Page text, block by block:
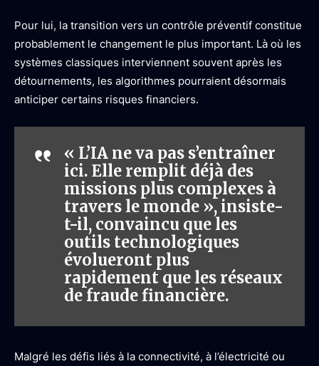
Pour lui, la transition vers un contrôle préventif constitue
probablement le changement le plus important. Là où les
systèmes classiques interviennent souvent après les
détournements, les algorithmes pourraient désormais
anticiper certains risques financiers.
« L’IA ne va pas s’entraîner
ici. Elle remplit déjà des
missions plus complexes à
travers le monde », insiste-
t-il, convaincu que les
outils technologiques
évolueront plus
rapidement que les réseaux
de fraude financière.
Malgré les défis liés à la connectivité, à l’électricité ou